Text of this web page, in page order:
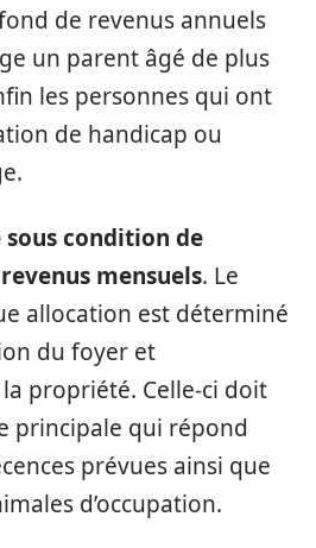
de revenus annuels
un parent âgé de plus
les personnes qui ont
de handicap ou
condition de
mensuels. Le
allocation est déterminé
du foyer et
la propriété. Celle-ci doit
principale qui répond
prévues ainsi que
d’occupation.